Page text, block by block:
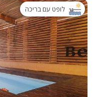
לופט עם בריכה